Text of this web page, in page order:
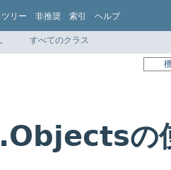
ツリー 非推奨 索引 ヘルプ
すべてのクラス
の